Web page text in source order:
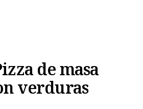
de masa
verduras